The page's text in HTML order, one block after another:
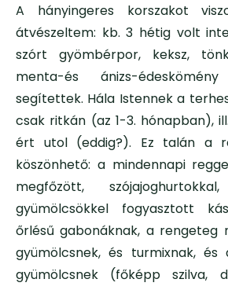
A hányingeres korszakot
átvészeltem: kb. 3 hétig volt
szórt gyömbérpor, keksz,
menta-és ánizs-
segítettek. Hála Istennek a
csak ritkán (az 1-3. hónapban),
ért utol (eddig?). Ez talán a
köszönhető: a mindennapi
megfőzött,
gyümölcsökkel fogyasztott
őrlésű gabonáknak, a rengeteg
gyümölcsnek, és turmixnak,
gyümölcsnek (főképp szilva,